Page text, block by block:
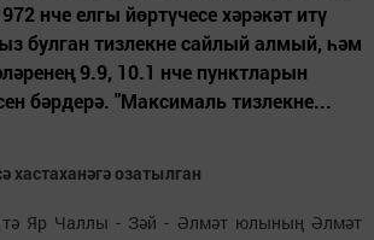
нче елгы йөртүчесе хәрәкәт итү
булган тизлекне сайлый алмый, һәм
9.9, 10.1 нче пунктларын
бәрдерә. "Максималь тизлекне...
хастаханәгә озатылган
тә Яр Чаллы - Зәй - Әлмәт юлының Әлмәт